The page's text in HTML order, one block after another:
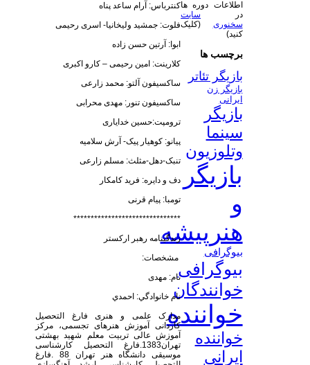
کنترباس: آرام ساعد پناه
فلوت: جمشید ولیخانیا- اسری رحیمی
ابوا: آرتین حسن زاده
کلارینت: امین رحیمی – کارو اکبری
ساکسیفون آلتو: محمد زارعی
ساکسیفون تنور: مهدی محرابی
ترومپت:حسین خدایاری
پیانو: کوهیار پیک- آرش سلامیه
تنبک-دهل-مثلث: مسلم زارعی
دف و دایره: فرید کامکار
تومبا: پیام قرنی
*******************************
زندگینامه رهبر ارکستر
مشخصات:
نام: مهدی
نام خانوادگي: احمدي
مدارک علمی و هنری فارغ التحصیل
کاردانی آموزش هنرهای تجسمی، مرکز
آموزش عالی تربيت معلم شهيد بهشتی
تهران1383.فارغ التحصیل کارشناسی
موسیقی دانشگاه هنر تهران 88 .فارغ
اطلاعات دوره ها
در سایت
سخنوری (کلیک
کنید)
برچسب ها
بازیگر تئاتر
بازیگر زن
ایرانی
بازیگر
سینما
وتلوزیون
بازیگر
و
هنرپیشه
بیوگرافی
بیوگرافی
خوانندگان
خواننده
خواننده
ایرانی